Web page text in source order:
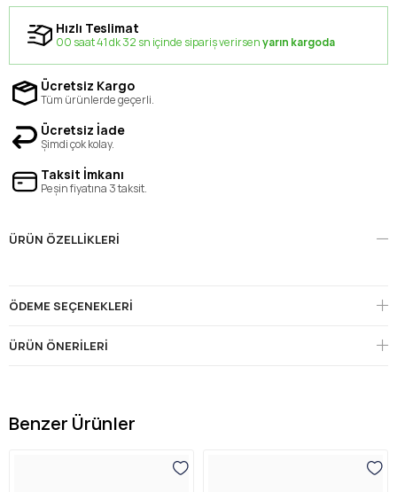
Hızlı Teslimat
00 saat 41 dk 31 sn içinde sipariş verirsenyarın kargoda
Ücretsiz Kargo
Tüm ürünlerde geçerli.
Ücretsiz İade
Şimdi çok kolay.
Taksit İmkanı
Peşin fiyatına 3 taksit.
ÜRÜN ÖZELLIKLERI
ÖDEME SEÇENEKLERI
ÜRÜN ÖNERILERI
Benzer Ürünler